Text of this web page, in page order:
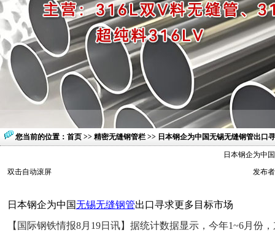
您当前的位置： 首页 >> 精密无缝钢管栏 >> 日本钢企为中国无锡无缝钢管出口
日本钢企为中
双击自动滚屏
发布
日本钢企为中国无锡无缝钢管出口寻求更多目标市场
【国际钢铁情报8月19日讯】据统计数据显示，今年1~6月份